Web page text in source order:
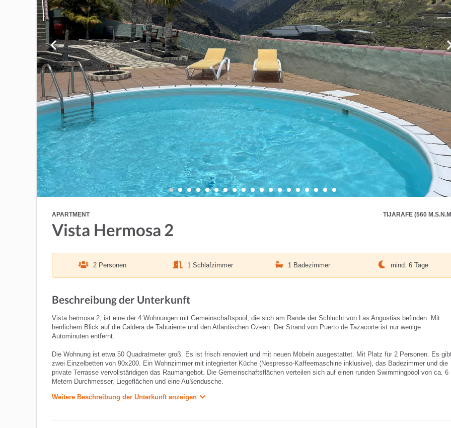
APARTMENT TIJARAFE (560
Vista Hermosa 2
2 Personen 1 Schlafzimmer 1 Badezimmer mind. 6 Tage
Beschreibung der Unterkunft
Vista hermosa 2, ist eine der 4 Wohnungen mit Gemeinschaftspool, die sich am Rande der Schlucht von Las Angustias befinden. Mit
herrlichem Blick auf die Caldera de Taburiente und den Atlantischen Ozean. Der Strand von Puerto de Tazacorte ist nur wenige
Autominuten entfernt.
Die Wohnung ist etwa 50 Quadratmeter groß. Es ist frisch renoviert und mit neuen Möbeln ausgestattet. Mit Platz für 2 Personen. Es
zwei Einzelbetten von 90x200. Ein Wohnzimmer mit integrierter Küche (Nespresso-Kaffeemaschine inklusive), das Badezimmer und die
private Terrasse vervollständigen das Raumangebot. Die Gemeinschaftsflächen verteilen sich auf einen runden Swimmingpool von ca. 6
Metern Durchmesser, Liegeflächen und eine Außendusche.
Weitere Beschreibung der Unterkunft anzeigen